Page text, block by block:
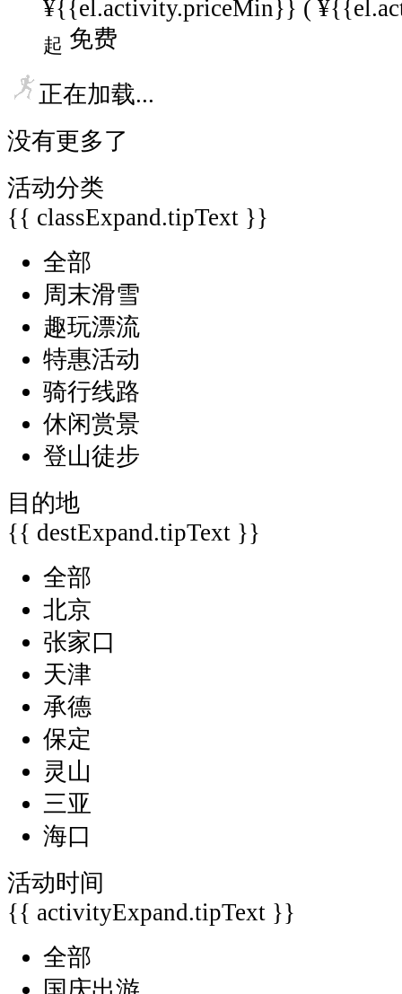
¥{{el.activity.priceMin}} (
起 免费
正在加载...
没有更多了
活动分类
{{ classExpand.tipText }}
全部
周末滑雪
趣玩漂流
特惠活动
骑行线路
休闲赏景
登山徒步
目的地
{{ destExpand.tipText }}
全部
北京
张家口
天津
承德
保定
灵山
三亚
海口
活动时间
{{ activityExpand.tipText }}
全部